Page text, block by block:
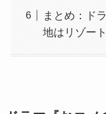
まとめ：ド
地はリゾー